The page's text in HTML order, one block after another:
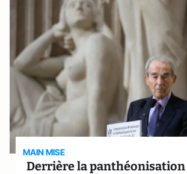
MAIN MISE
Derrière la panthéonisation